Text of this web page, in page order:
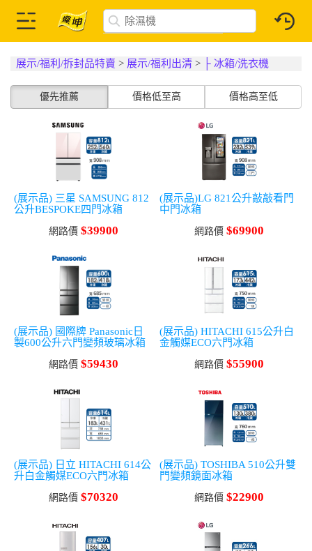
展示/福利/拆封品特賣 > 展示/福利出清 > ├ 冰箱/洗衣機
優先推薦 價格低至高 價格高至低
(展示品) 三星 SAMSUNG 812
公升BESPOKE四門冰箱
網路價 $39900
(展示品)LG 821公升敲敲看門
中門冰箱
網路價 $69900
(展示品) 國際牌 Panasonic日
製600公升六門變頻玻璃冰箱
網路價 $59430
(展示品) HITACHI 615公升白
金觸媒ECO六門冰箱
網路價 $55900
(展示品) 日立 HITACHI 614公
升白金觸媒ECO六門冰箱
網路價 $70320
(展示品) TOSHIBA 510公升雙
門變頻鏡面冰箱
網路價 $22900